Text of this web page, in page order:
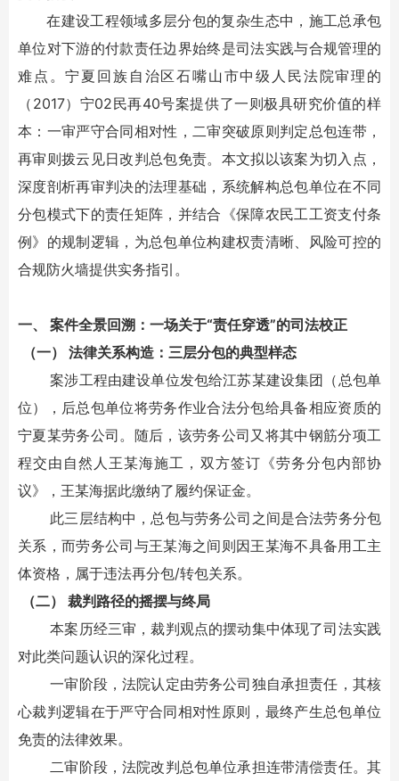
在建设工程领域多层分包的复杂生态中，施工总承包
单位对下游的付款责任边界始终是司法实践与合规管理的
难点。宁夏回族自治区石嘴山市中级人民法院审理的
（2017）宁02民再40号案提供了一则极具研究价值的样
本：一审严守合同相对性，二审突破原则判定总包连带，
再审则拨云见日改判总包免责。本文拟以该案为切入点，
深度剖析再审判决的法理基础，系统解构总包单位在不同
分包模式下的责任矩阵，并结合《保障农民工工资支付条
例》的规制逻辑，为总包单位构建权责清晰、风险可控的
合规防火墙提供实务指引。
一、 案件全景回溯：一场关于“责任穿透”的司法校正
（一） 法律关系构造：三层分包的典型样态
案涉工程由建设单位发包给江苏某建设集团（总包单
位），后总包单位将劳务作业合法分包给具备相应资质的
宁夏某劳务公司。随后，该劳务公司又将其中钢筋分项工
程交由自然人王某海施工，双方签订《劳务分包内部协
议》，王某海据此缴纳了履约保证金。
此三层结构中，总包与劳务公司之间是合法劳务分包
关系，而劳务公司与王某海之间则因王某海不具备用工主
体资格，属于违法再分包/转包关系。
（二） 裁判路径的摇摆与终局
本案历经三审，裁判观点的摆动集中体现了司法实践
对此类问题认识的深化过程。
一审阶段，法院认定由劳务公司独自承担责任，其核
心裁判逻辑在于严守合同相对性原则，最终产生总包单位
免责的法律效果。
二审阶段，法院改判总包单位承担连带清偿责任。其